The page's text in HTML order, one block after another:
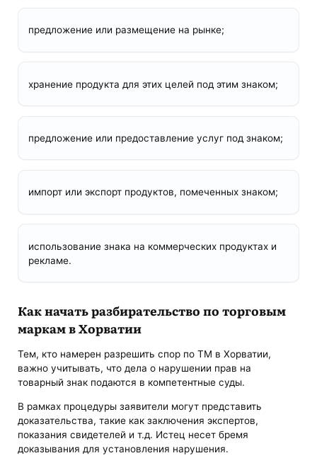
предложение или размещение на рынке;
хранение продукта для этих целей под этим знаком;
предложение или предоставление услуг под знаком;
импорт или экспорт продуктов, помеченных знаком;
использование знака на коммерческих продуктах и ​​
рекламе.
Как начать разбирательство по торговым
маркам в Хорватии
Тем, кто намерен разрешить спор по ТМ в Хорватии,
важно учитывать, что дела о нарушении прав на
товарный знак подаются в компетентные суды.
В рамках процедуры заявители могут представить
доказательства, такие как заключения экспертов,
показания свидетелей и т.д. Истец несет бремя
доказывания для установления нарушения.